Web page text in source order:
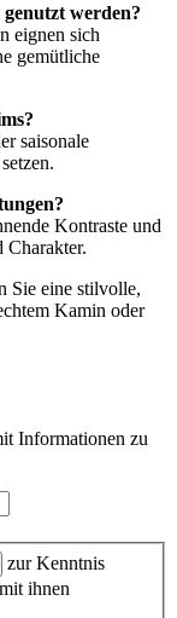
werden?
eignen sich
gemütliche
saisonale
Kontraste und
Charakter.
Sie eine stilvolle,
Kamin oder
Informationen zu
zur Kenntnis
ihnen